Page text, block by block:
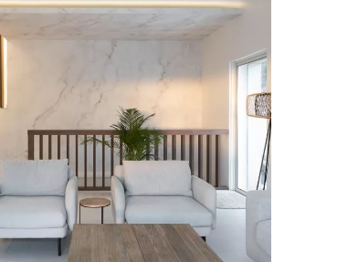
Villa Camilo
RÉSIDENTIEL